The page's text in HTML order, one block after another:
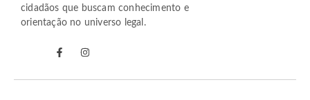
cidadãos que buscam conhecimento e
orientação no universo legal.